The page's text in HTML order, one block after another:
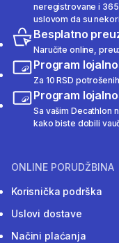
neregistrovane i
uslovom da su
Besplatno
Naručite online,
Program
Za 10 RSD
Program
Sa vašim Decathlon
kako biste dobili
ONLINE PORUDŽBINA
Korisnička podrška
Uslovi dostave
Načini plaćanja